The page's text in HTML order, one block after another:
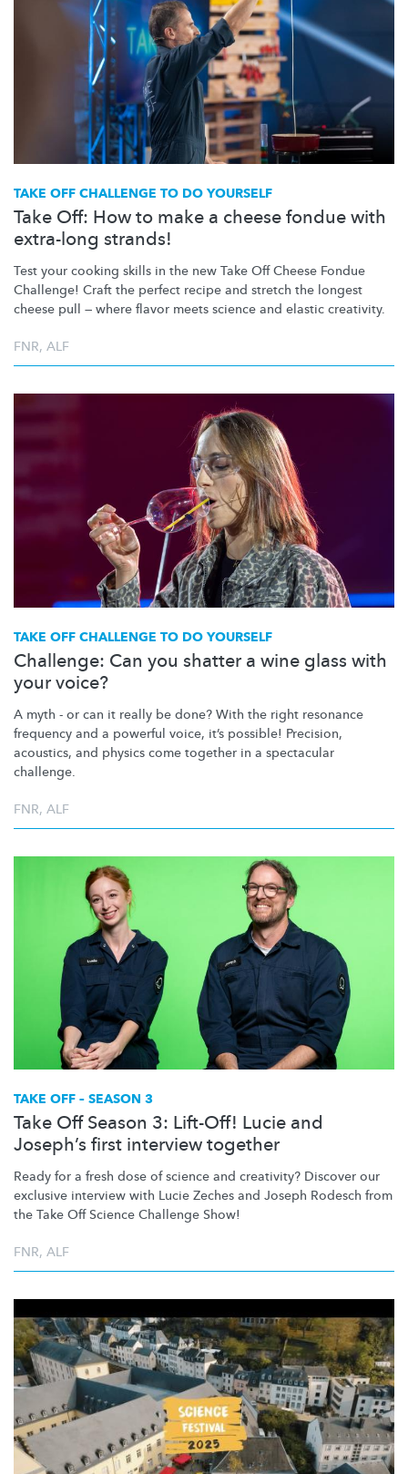
TAKE OFF CHALLENGE TO DO YOURSELF
Take Off: How to make a cheese fondue with
extra-long strands!
Test your cooking skills in the new Take Off Cheese Fondue
Challenge! Craft the perfect recipe and stretch the longest
cheese pull — where flavor meets science and elastic creativity.
FNR, ALF
TAKE OFF CHALLENGE TO DO YOURSELF
Challenge: Can you shatter a wine glass with
your voice?
A myth - or can it really be done? With the right resonance
frequency and a powerful voice, it’s possible! Precision,
acoustics, and physics come together in a spectacular
challenge.
FNR, ALF
TAKE OFF – SEASON 3
Take Off Season 3: Lift-Off! Lucie and
Joseph’s first interview together
Ready for a fresh dose of science and creativity? Discover our
exclusive interview with Lucie Zeches and Joseph Rodesch from
the Take Off Science Challenge Show!
FNR, ALF